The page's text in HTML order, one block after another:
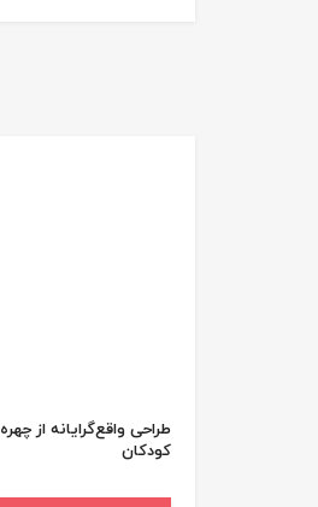
طراحی واقع‌گرایانه از چهره
کودکان